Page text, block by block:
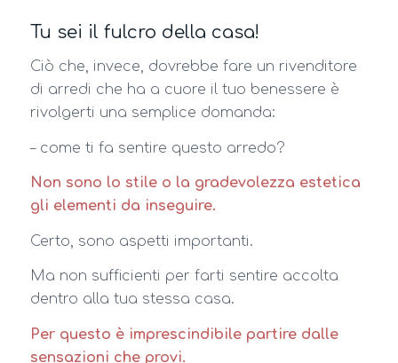
Tu sei il fulcro della casa!
Ciò che, invece, dovrebbe fare un rivenditore
di arredi che ha a cuore il tuo benessere è
rivolgerti una semplice domanda:
– come ti fa sentire questo arredo?
Non sono lo stile o la gradevolezza estetica
gli elementi da inseguire.
Certo, sono aspetti importanti.
Ma non sufficienti per farti sentire accolta
dentro alla tua stessa casa.
Per questo è imprescindibile partire dalle
sensazioni che provi.